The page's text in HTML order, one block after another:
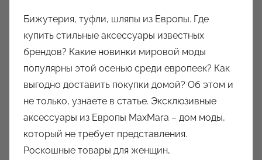
т
о
р
о
м
a
u
k
c
Бижутерия, туфли, шляпы из Европы. Где
купить стильные аксессуары известных
брендов? Какие новинки мировой моды
популярны этой осенью среди европеек? Как
выгодно доставить покупки домой? Об этом и
не только, узнаете в статье. Эксклюзивные
аксессуары из Европы MaxMara – дом моды,
который не требует представления.
Роскошные товары для женщин,